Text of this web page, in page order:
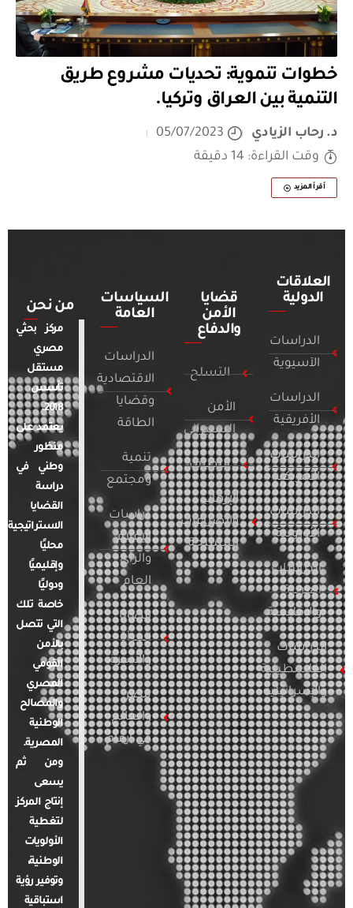
خطوات تنموية: تحديات مشروع طريق
التنمية بين العراق وتركيا.
د. رحاب الزيادي
05/07/2023
وقت القراءة: 14 دقيقة
أقرأ المزيد
العلاقات
الدولية
الدراسات
الآسيوية
الدراسات
الأفريقية
الدراسات
الأمريكية
الدراسات
الأوروبية
الدراسات
العربية
والإقليمية
الدراسات
الفلسطينية
والإسرائيلية
قضايا
الأمن
والدفاع
التسلح
الأمن
السيبراني
التطرف
الإرهاب
والصراعات
المسلحة
السياسات
العامة
الدراسات
الاقتصادية
وقضايا
الطاقة
تنمية
ومجتمع
دراسات
الإعلام
والرأي
العام
قضايا
المرأة
والأسرة
مصر
والعالم
في أرقام
من نحن
مركز بحثي
مصري
مستقل
تأسس
2018.
يعتمد على
منظور
وطني في
دراسة
القضايا
الاستراتيجية
محليًا
وإقليميًا
ودوليًا
خاصة تلك
التي تتصل
بالأمن
القومي
المصري
والمصالح
الوطنية
المصرية.
ومن ثم
يسعى
إنتاج المركز
لتغطية
الأولويات
الوطنية،
وتوفير رؤية
استباقية